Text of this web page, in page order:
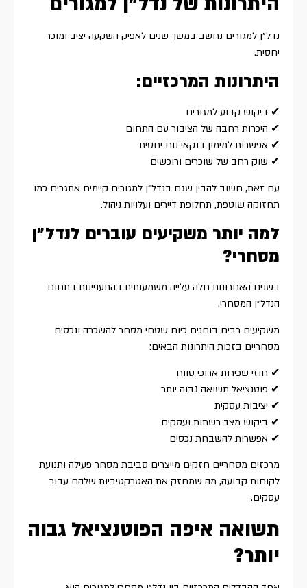
נדל״ן למגורים נחשב במשך שנים לאפיק השקעה יציב ומוכר
יחסית.
היתרונות המרכזיים:
✔ ביקוש קבוע למגורים
✔ היכרות רחבה של הציבור עם התחום
✔ אפשרות למימון בנקאי נוח יחסית
✔ שוק רחב של שוכרים ורוכשים
עם זאת, חשוב להבין שגם בנדל״ן למגורים קיימים אתגרים כמו
תחזוקה שוטפת, תחלופת דיירים ועלויות ניהול.
למה יותר משקיעים עוברים לנדל״ן
מסחרי?
בשנים האחרונות חלה עלייה משמעותית בהתעניינות בתחום
הנדל״ן המסחרי.
משקיעים רבים בוחנים כיום שטחי מסחר להשכרה ונכסים
מסחריים בזכות היתרונות הבאים:
✔ חוזי שכירות ארוכי טווח
✔ פוטנציאל תשואה גבוה יותר
✔ יציבות עסקית
✔ ביקוש מצד רשתות ועסקים
✔ אפשרות להשבחת נכסים
מרכזים מסחריים חזקים מייצרים סביבת מסחר פעילה ותנועת
לקוחות קבועה, מה שמחזק את האטרקטיביות שלהם עבור
עסקים.
תשואה איפה הפוטנציאל גבוה
יותר?